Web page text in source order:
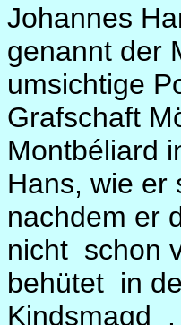
Johannes
genannt der
umsichtige
Grafschaft
Montbéliard
Hans, wie er
nachdem er
nicht schon
behütet in
Kindsmagd